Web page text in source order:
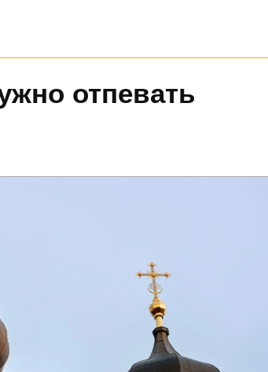
отпевать